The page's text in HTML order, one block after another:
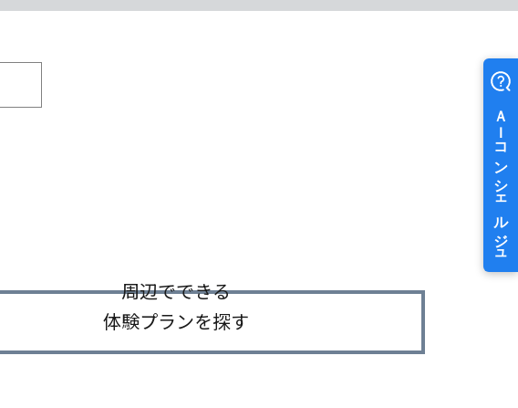
周辺でできる
体験プランを探す